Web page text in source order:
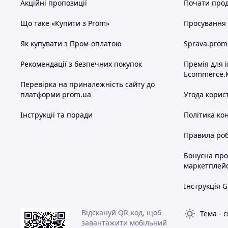
Дисплей:кольоровий, на кермі
Сигналізація:у комплекті
посилена сталева конструкція
Живлення:
220V, євро-вилка
📏 Габарити:
Дорожній просвіт:
нетто – 48 кг, брутто – 51 кг
Прогулянок у дворі, парках, селах або на
Акційні пропозиції
Що таке «Купити з Prom»
Як купувати з Пром-оплатою
Рекомендації з безпечних покупок
Перевірка на приналежність сайту до
платформи prom.ua
Інструкції та поради
Почати
Просування
Премія для
Угода
Політика
Правила
Бонусна
Інструкція
Відскануй QR-код, щоб
завантажити мобільний
Тема -